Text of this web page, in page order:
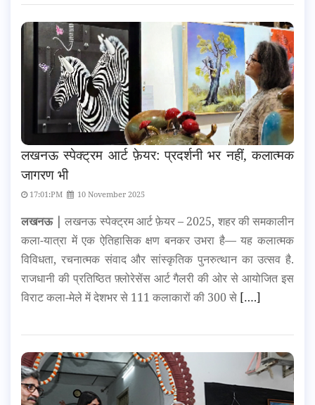
लखनऊ स्पेक्ट्रम आर्ट फ़ेयर: प्रदर्शनी भर नहीं, कलात्मक
जागरण भी
17:01:PM 10 November 2025
लखनऊ | लखनऊ स्पेक्ट्रम आर्ट फ़ेयर – 2025, शहर की समकालीन
कला-यात्रा में एक ऐतिहासिक क्षण बनकर उभरा है— यह कलात्मक
विविधता, रचनात्मक संवाद और सांस्कृतिक पुनरुत्थान का उत्सव है.
राजधानी की प्रतिष्ठित फ़्लोरेसेंस आर्ट गैलरी की ओर से आयोजित इस
विराट कला-मेले में देशभर से 111 कलाकारों की 300 से [….]